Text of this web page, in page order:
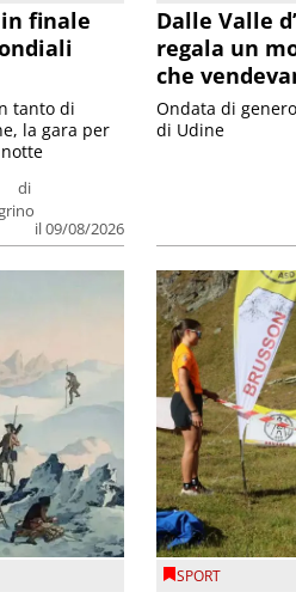
finale
di
il 09/08/2026
tanto di
la gara per
Dalle Valle
regala un
che
Ondata di
di Udine
SPORT